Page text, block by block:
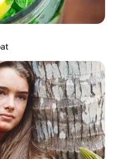
pemain film sejak
dikenal sebagai pesepak
menekuni dunia
bermain dalam
hingga 2005. Ia juga
Minggupada 2004 dan
FTV, akhirnya pada